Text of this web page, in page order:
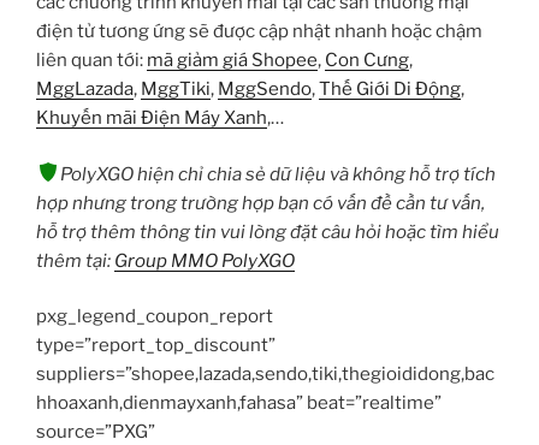
điện tử tương ứng sẽ được cập nhật nhanh hoặc chậm
liên quan tới: mã giảm giá Shopee, Con Cưng,
MggLazada, MggTiki, MggSendo,Thế Giới Di Động,
Khuyến mãi Điện Máy Xanh,…
PolyXGO hiện chỉ chia sẻ dữ liệu và không hỗ trợ tích
hợp nhưng trong trường hợp bạn có vấn đề cần tư vấn,
hỗ trợ thêm thông tin vui lòng đặt câu hỏi hoặc tìm hiểu
thêm tại: Group MMO PolyXGO
pxg_legend_coupon_report
type=”report_top_discount”
suppliers=”shopee,lazada,sendo,tiki,thegioididong,bac
hhoaxanh,dienmayxanh,fahasa” beat=”realtime”
source=”PXG”